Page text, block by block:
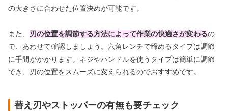
の大きさに合わせた位置決めが可能です。
また、 刃の位置を調節する方法によって作業の快適さが変わるの
で、あわせて確認しましょう。六角レンチで締めるタイプは調節
に手間がかかります。ネジやハンドルを使うタイプは簡単に調節
でき、刃の位置をスムーズに変えられるのでおすすめです。
替え刃やストッパーの有無も要チェック